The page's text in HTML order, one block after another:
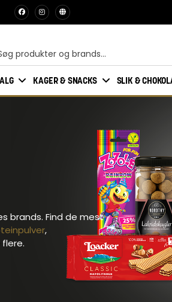
KAGER & SNACKS SLIK &
brands. Find de mest
,